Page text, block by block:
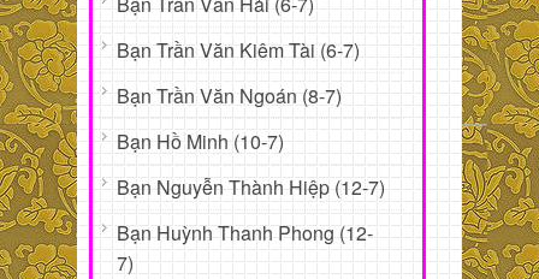
Bạn Trần Văn Kiêm Tài (6-7)
Bạn Trần Văn Ngoán (8-7)
Bạn Hồ Minh (10-7)
Bạn Nguyễn Thành Hiệp (12-7)
Bạn Huỳnh Thanh Phong (12-
7)